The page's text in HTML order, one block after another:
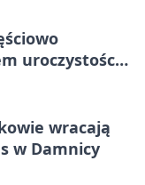
uroczystości
wracają
w Damnicy